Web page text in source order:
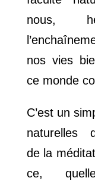
nous,
nos vies
ce monde
C’est un
naturelles
de la
ce,